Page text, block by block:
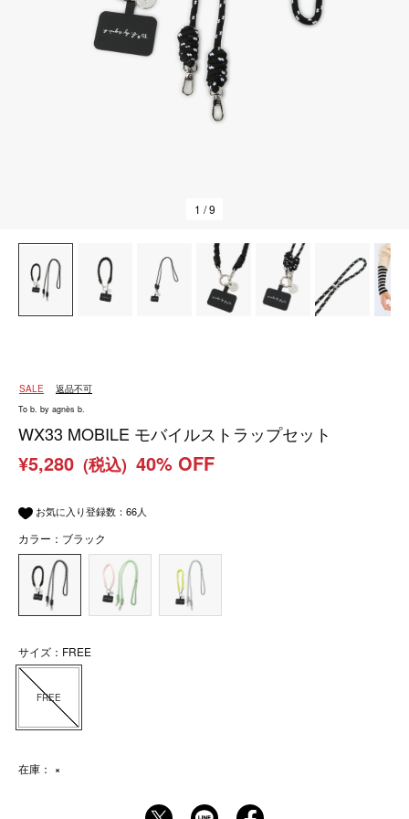
1 / 9
SALE 返品不可
To b. by agnès b.
WX33 MOBILE モバイルストラップセット
¥5,280 (税込) 40% OFF
お気に入り登録数： 66人
カラー：ブラック
サイズ：FREE
FREE
在庫： ×